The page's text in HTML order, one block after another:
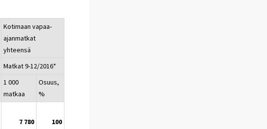
Kotimaan vapaa-
ajanmatkat
yhteensä
Matkat 9-12/2016*
1 000
matkaa
Osuus,
%
7 780
100